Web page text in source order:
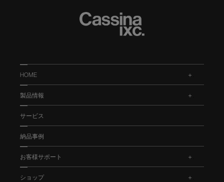
HOME
製品情報
サービス
納品事例
お客様サポート
ショップ